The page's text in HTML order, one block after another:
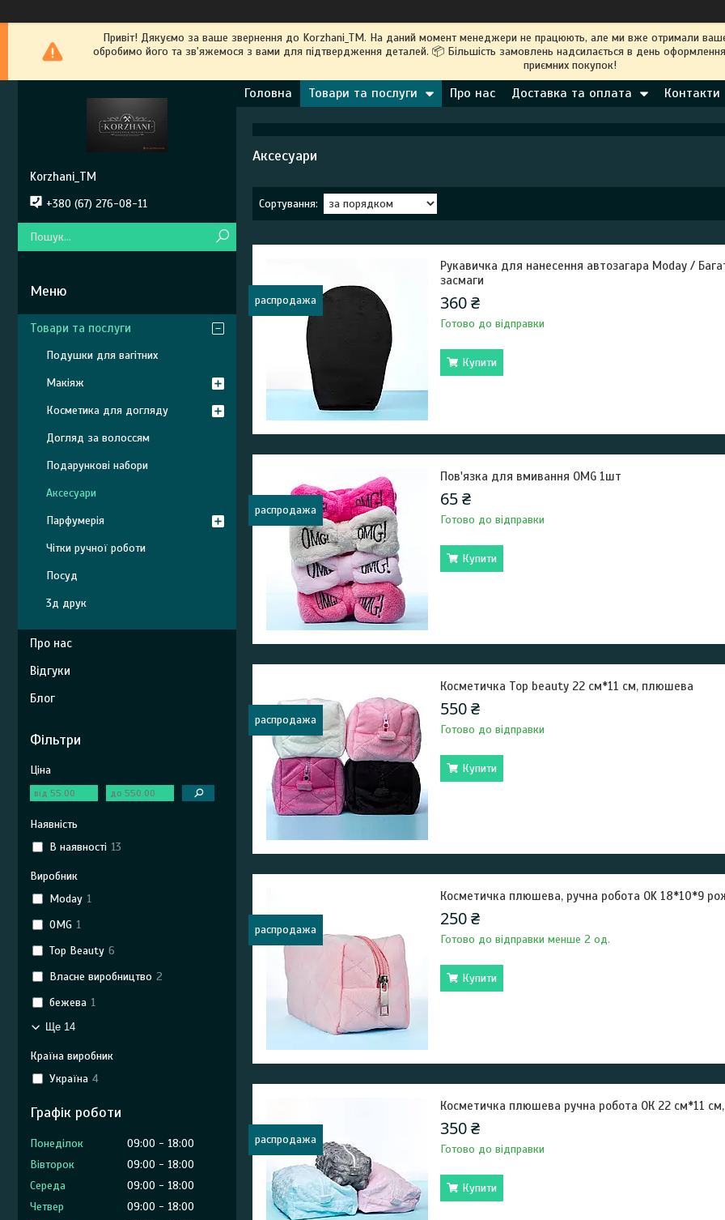
Привіт! Дякуємо за ваше звернення до Kоrzhani_TM. На даний момент менеджери не працюють, але ми вже отримали
обробимо його та зв'яжемося з вами для підтвердження деталей. 📦 Більшість замовлень надсилається в день
приємних покупок!
Головна Товари та послуги Про нас Доставка та оплата Контакти
Аксесуари
распродажа
Рукавичка для нанесення автозагара Moday /
засмаги
360 ₴
Готово до відправки
Купити
распродажа
Пов'язка для вмивання OMG 1шт
65 ₴
Готово до відправки
Купити
распродажа
Косметичка Top beauty 22 см*11 см, плюшева
550 ₴
Готово до відправки
Купити
распродажа
Косметичка плюшева, ручна робота OK 18*10*9
250 ₴
Готово до відправки менше 2 од.
Купити
распродажа
Косметичка плюшева ручна робота ОК 22 см*11 см,
350 ₴
Готово до відправки
Купити
Korzhani_TM
+380 (67) 276-08-11
Товари та послуги
Подушки для вагітних
Макіяж
Косметика для догляду
Догляд за волоссям
Подарункові набори
Аксесуари
Парфумерія
Чітки ручної роботи
Посуд
3д друк
Про нас
Відгуки
Блог
Фільтри
Ціна
Наявність
В наявності 13
Виробник
Moday 1
OMG 1
Top Beauty 6
Власне виробництво 2
бежева 1
Ще 14
Країна виробник
Україна 4
Графік роботи
Понеділок 09:00
18:00
Вівторок
09:00
18:00
Середа
09:00
18:00
Четвер
09:00
18:00